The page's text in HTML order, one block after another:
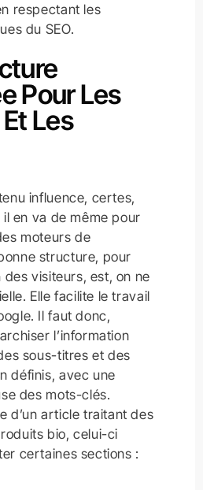
respectant les
du SEO.
Pour Les
Les
influence, certes,
en va de même pour
moteurs de
structure, pour
des visiteurs, est, on ne
Elle facilite le travail
Il faut donc,
l’information
sous-titres et des
définis, avec une
des mots-clés.
d’un article traitant des
bio, celui-ci
certaines sections :